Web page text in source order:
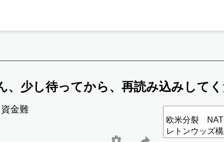
少し待ってから、再読み込みしてく
金難
欧米分裂
レトンウッズ